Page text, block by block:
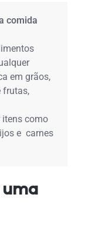
comida
em grãos,
frutas,
itens como
e carnes